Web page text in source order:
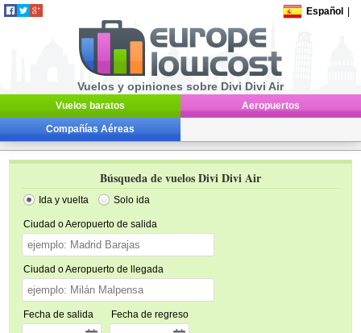
Español
Vuelos y opiniones sobre Divi Divi Air
Vuelos baratos Aeropuertos
Compañías Aéreas
Búsqueda de vuelos Divi Divi Air
Ida y vuelta Solo ida
Ciudad o Aeropuerto de salida
Ciudad o Aeropuerto de llegada
Fecha de salida Fecha de regreso